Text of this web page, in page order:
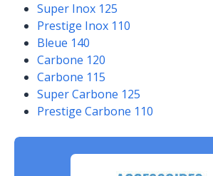
Super Inox 125
Prestige Inox 110
Bleue 140
Carbone 120
Carbone 115
Super Carbone 125
Prestige Carbone 110